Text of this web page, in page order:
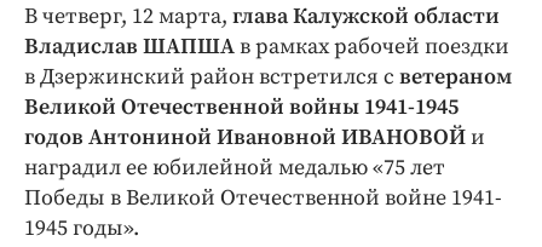
Блоги
Издания
Медиаперсона
Интересное чтиво
Клиника года
Бренд года
Работодатель года
В четверг, 12 марта, глава Калужской области
Владислав ШАПШАв рамках рабочей поездки
в Дзержинский район встретился с ветераном
Великой Отечественной войны 1941-1945
годов Антониной Ивановной ИВАНОВОЙи
наградил ее юбилейной медалью «75 лет
Победы в Великой Отечественной войне 1941-
1945 годы».